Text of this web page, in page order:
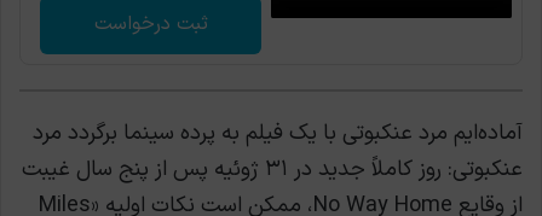
ثبت درخواست
آماده‌ایم مرد عنکبوتی با یک فیلم به پرده سینما برگردد مرد
عنکبوتی: روز کاملاً جدید در ۳۱ ژوئیه پس از پنج سال غیبت
از وقایع No Way Home، ممکن است نکات اولیه «Miles